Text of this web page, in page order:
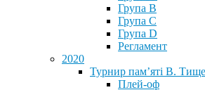
Група В
Група С
Група D
Регламент
2020
Турнир пам’яті В.
Плей-оф